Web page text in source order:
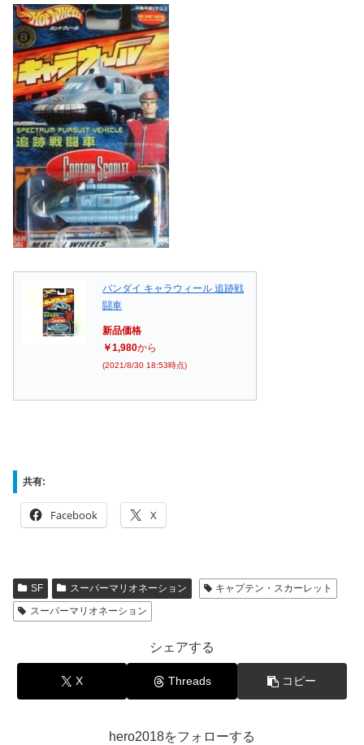
バンダイ キャラウィール 追跡戦
闘車
新品価格
￥1,980から
(2021/8/30 18:53時点)
共有:
Facebook X
SF スーパーマリオネーション
キャプテン・スカーレット
スーパーマリオネーション
シェアする
X Threads コピー
hero2018をフォローする